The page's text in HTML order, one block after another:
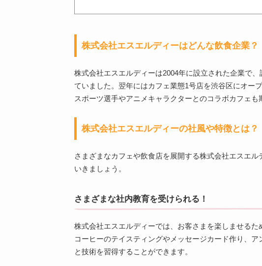
株式会社エスエルディーはどんな飲食企業？
株式会社エスエルディーは2004年に設立された企業で
ていました。翌年にはカフェ業態1号店を渋谷区にオー
スポーツ選手やアニメキャラクターとのコラボカフェも
株式会社エスエルディーの社風や特徴とは？
さまざまなカフェや飲食店を展開する株式会社エスエ
いきましょう。
さまざまな社内教育を受けられる！
株式会社エスエルディーでは、お客さまを楽しませるた
コーヒーのテイスティングやメッセージカード作り、
と技術を習得することができます。